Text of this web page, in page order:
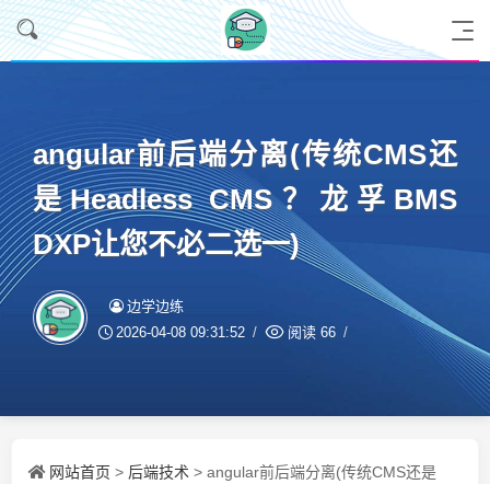
angular前后端分离(传统CMS还
是Headless CMS？龙孚BMS
DXP让您不必二选一)
边学边练
2026-04-08 09:31:52 阅读 66
网站首页 > 后端技术 > angular前后端分离(传统CMS还是